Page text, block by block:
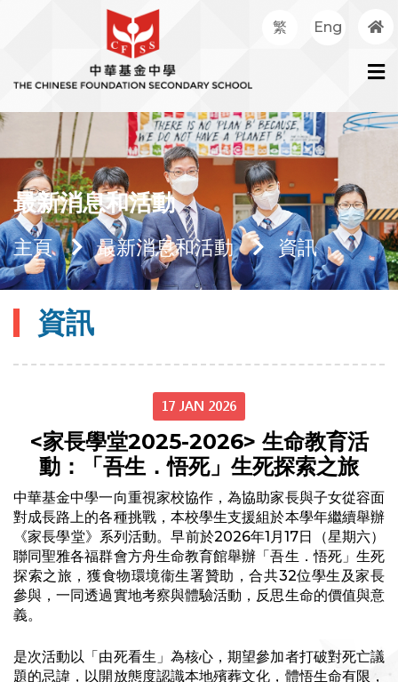
繁 Eng
最新消息和活動
主頁 最新消息和活動 資訊
資訊
17 JAN 2026
<家長學堂2025-2026> 生命教育活
動：「吾生．悟死」生死探索之旅
中華基金中學一向重視家校協作，為協助家長與子女從容面
對成長路上的各種挑戰，本校學生支援組於本學年繼續舉辦
《家長學堂》系列活動。早前於2026年1月17日（星期六）
聯同聖雅各福群會方舟生命教育館舉辦「吾生．悟死」生死
探索之旅，獲食物環境衞生署贊助，合共32位學生及家長
參與，一同透過實地考察與體驗活動，反思生命的價值與意
義。
是次活動以「由死看生」為核心，期望參加者打破對死亡議
題的忌諱，以開放態度認識本地殯葬文化，體悟生命有限，